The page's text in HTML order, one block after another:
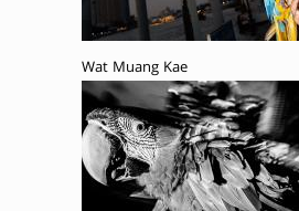
Wat Muang Kae